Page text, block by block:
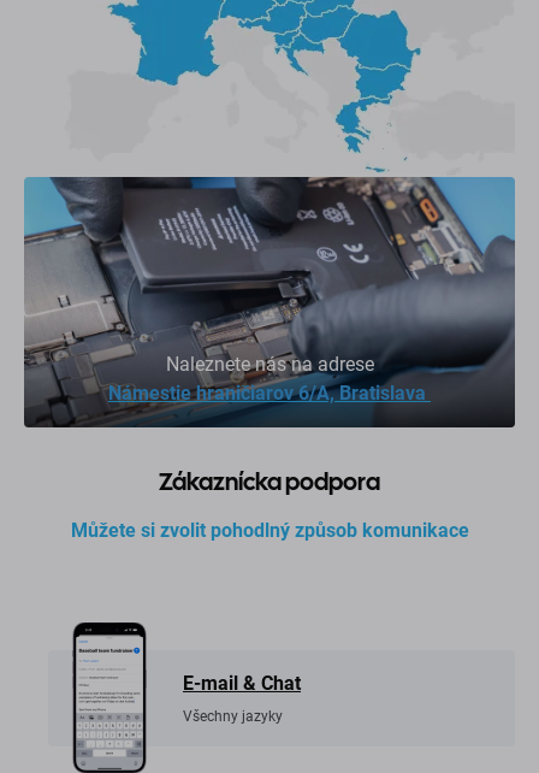
Naleznete nás na adrese
Námestie hraničiarov 6/A, Bratislava
Zákaznícka podpora
Můžete si zvolit pohodlný způsob komunikace
E-mail & Chat
Všechny jazyky